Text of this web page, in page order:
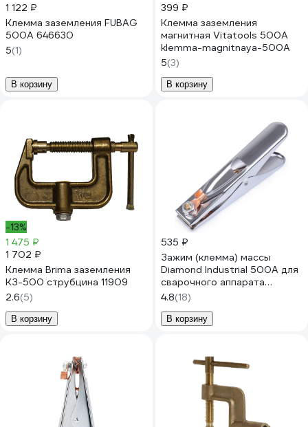
1 122 ₽
Клемма заземления FUBAG
500А 646630
5(1)
В корзину
399 ₽
Клемма заземления
магнитная Vitatools 500А
klemma-magnitnaya-500A
5(3)
В корзину
-13%
1 475 ₽
1 702 ₽
Клемма Brima заземления
КЗ-500 струбцина 11909
2.6(5)
В корзину
535 ₽
Зажим (клемма) массы
Diamond Industrial 500А для
сварочного аппарата
DIDSVKRO500
4.8(18)
В корзину